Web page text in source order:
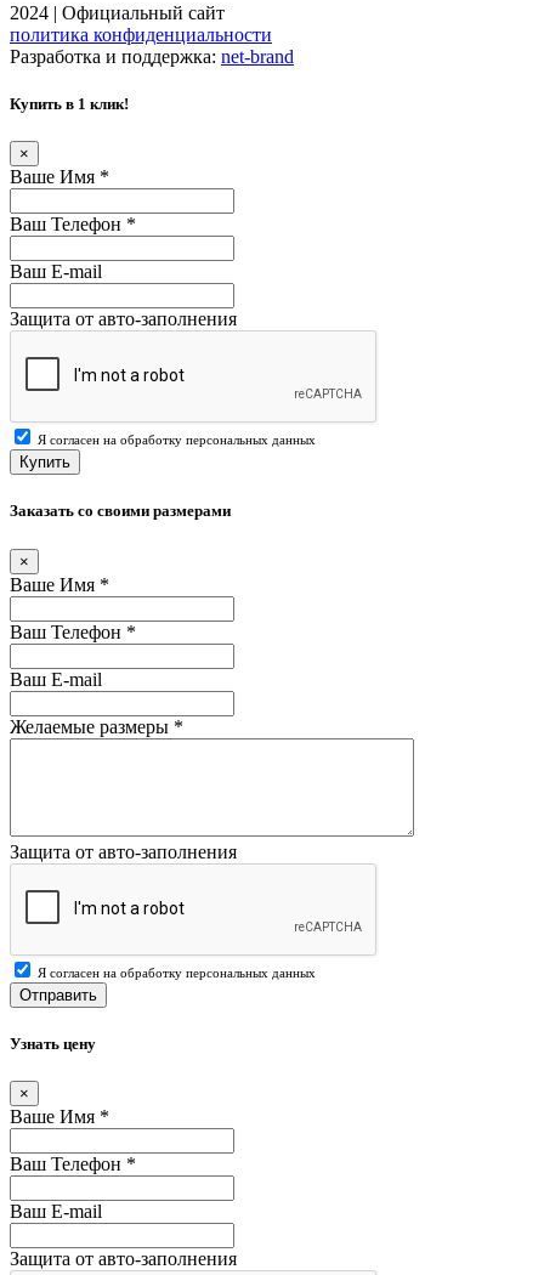
2024 | Официальный сайт
политика конфиденциальности
Разработка и поддержка: net-brand
Купить в 1 клик!
×
Ваше Имя *
Ваш Телефон *
Ваш E-mail
Защита от авто-заполнения
Я согласен на обработку персональных данных
Купить
Заказать со своими размерами
×
Ваше Имя *
Ваш Телефон *
Ваш E-mail
Желаемые размеры *
Защита от авто-заполнения
Я согласен на обработку персональных данных
Отправить
Узнать цену
×
Ваше Имя *
Ваш Телефон *
Ваш E-mail
Защита от авто-заполнения